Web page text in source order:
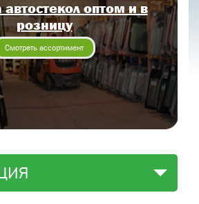
оптом и в
розницу
Смотреть ассортимент
заявку